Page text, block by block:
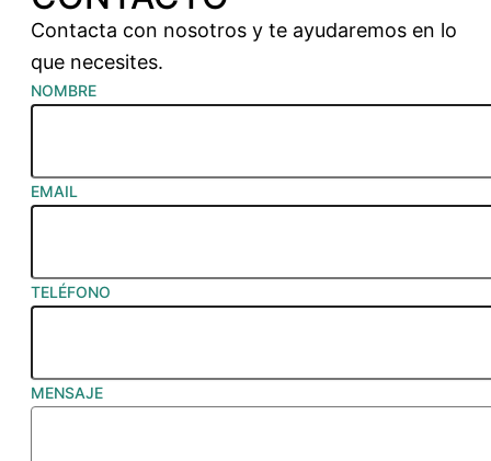
Contacta con nosotros y te ayudaremos en lo
que necesites.
NOMBRE
EMAIL
TELÉFONO
MENSAJE